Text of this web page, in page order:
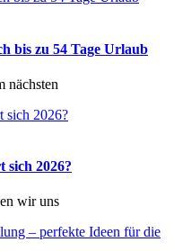
bis zu 54 Tage Urlaub
nächsten
sich 2026?
wir uns